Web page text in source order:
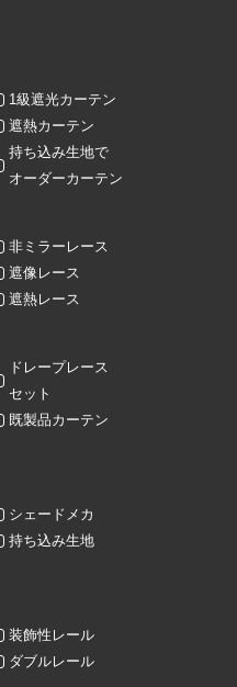
1級遮光カーテン
遮熱カーテン
持ち込み生地で
オーダーカーテン
非ミラーレース
遮像レース
遮熱レース
ドレープレース
セット
既製品カーテン
シェードメカ
持ち込み生地
装飾性レール
ダブルレール